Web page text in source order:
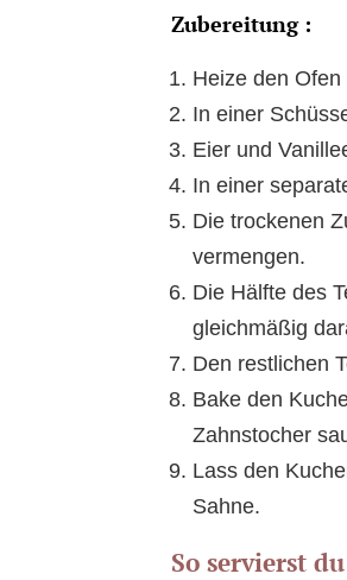
Zubereitung :
Heize den
In einer
Eier und
In einer
Die trockenen
vermengen.
Die Hälfte des
gleichmäßig
Den restlichen
Bake den
Zahnstocher
Lass den
Sahne.
So servierst